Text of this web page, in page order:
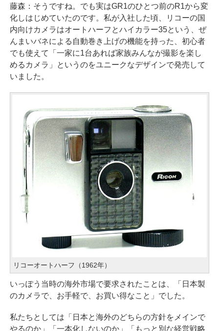
藤森：そうですね。でも実はGR1のひとつ前のR1から変
化しはじめていたのです。私が入社した頃、リコーの国
内向けカメラはオートハーフとハイカラー35という、ぜ
んまいバネによる自動巻き上げの機能を持った、初心者
でも使えて「一家に1台あれば家族みんなが撮影を楽し
めるカメラ」というのをユニークなデザインで発売して
いました。
リコーオートハーフ（1962年）
いっぽう当時の海外市場で要求されたことは、「日本製
のカメラで、お手軽で、お買い得なこと」でした。
私たちとしては「日本と海外のどちらの方針をメインで
やるのか」「一本化しないのか」「もっと別な経営戦略